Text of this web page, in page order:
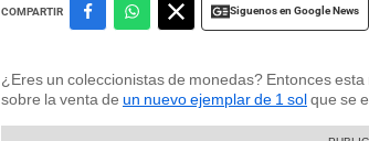
COMPARTIR Siguenos en Google News
¿Eres un coleccionistas de monedas? Entonces
sobre la venta de un nuevo ejemplar de 1 solque se